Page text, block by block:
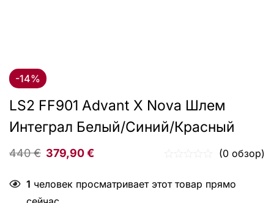
-14%
LS2 FF901 Advant X Nova Шлем
Интеграл Белый/синий/красный
440€ 379,90€ (0 обзор)
1 человек просматривает этот товар прямо